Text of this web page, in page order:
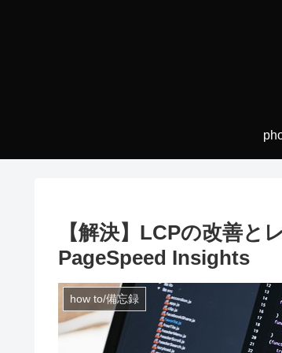
【解決】LCPの改善
PageSpeed Insights
how to/備忘録